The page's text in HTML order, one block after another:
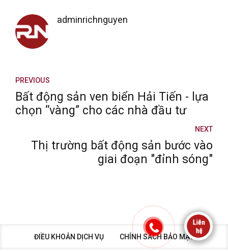
adminrichnguyen
PREVIOUS
Bất động sản ven biển Hải Tiến - lựa
chọn “vàng” cho các nhà đầu tư
NEXT
Thị trường bất động sản bước vào
giai đoạn "đỉnh sóng"
ĐIỀU KHOẢN DỊCH VỤ CHÍNH SÁCH BẢO MẬT